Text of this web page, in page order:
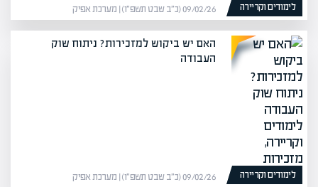
לימודים וקריירה 09/02/26 (כ״ב שבט תשפ״ו) | מערכת אפיק
לימודים וקריירה
האם יש ביקוש למזכירות? ניתוח שוק
העבודה
09/02/26 (כ״ב שבט תשפ״ו) | מערכת אפיק